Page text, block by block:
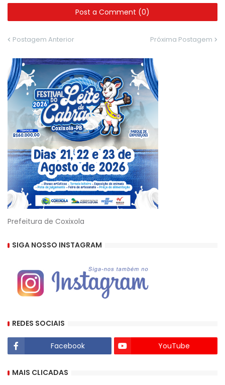
Post a Comment (0)
Postagem Anterior Próxima Postagem
Prefeitura de Coxixola
SIGA NOSSO INSTAGRAM
REDES SOCIAIS
Facebook YouTube
MAIS CLICADAS